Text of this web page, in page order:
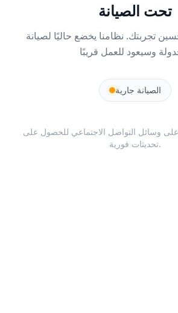
تحت الصيانة
تجربتك. نظامنا يخضع حاليًا لصيانة
الصيانة جارية
على وسائل التواصل الاجتماعي للحصول على
تحديثات فورية.